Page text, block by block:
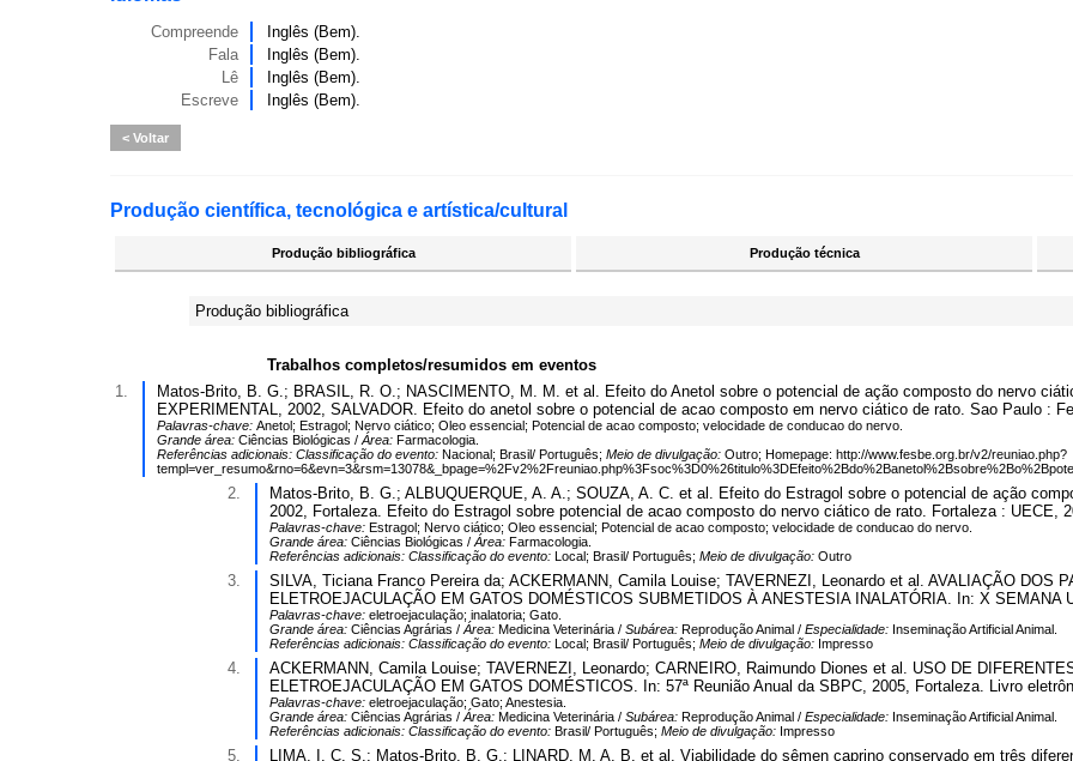
Compreende
Inglês (Bem).
Fala
Inglês (Bem).
Lê
Inglês (Bem).
Escreve
Inglês (Bem).
Voltar
Produção científica, tecnológica e artística/cultural
Produção bibliográfica Produção técnica
Produção bibliográfica
Trabalhos completos/resumidos em eventos
1.
Matos-Brito, B. G.; BRASIL, R. O.; NASCIMENTO, M. M. et al. Efeito do Anetol sobre o potencial de ação composto do nervo
EXPERIMENTAL, 2002, SALVADOR. Efeito do anetol sobre o potencial de acao composto em nervo ciático de rato. Sao Paulo :
Palavras-chave: Anetol; Estragol; Nervo ciático; Oleo essencial; Potencial de acao composto; velocidade de conducao do nervo.
Grande área: Ciências Biológicas / Área: Farmacologia.
Referências adicionais: Classificação do evento: Nacional; Brasil/ Português; Meio de divulgação: Outro; Homepage: http://www.fesbe.org.br/v2/reuniao.php?
2.
Matos-Brito, B. G.; ALBUQUERQUE, A. A.; SOUZA, A. C. et al. Efeito do Estragol sobre o potencial de ação
2002, Fortaleza. Efeito do Estragol sobre potencial de acao composto do nervo ciático de rato. Fortaleza : UECE,
Palavras-chave: Estragol; Nervo ciático; Oleo essencial; Potencial de acao composto; velocidade de conducao do nervo.
Grande área: Ciências Biológicas / Área: Farmacologia.
Referências adicionais: Classificação do evento: Local; Brasil/ Português; Meio de divulgação: Outro
3.
SILVA, Ticiana Franco Pereira da; ACKERMANN, Camila Louise; TAVERNEZI, Leonardo et al. AVALIAÇÃO DOS
ELETROEJACULAÇÃO EM GATOS DOMÉSTICOS SUBMETIDOS À ANESTESIA INALATÓRIA. In: X SEMANA
Palavras-chave: eletroejaculação; inalatoria; Gato.
Grande área: Ciências Agrárias / Área: Medicina Veterinária / Subárea: Reprodução Animal / Especialidade: Inseminação Artificial Animal.
Referências adicionais: Classificação do evento: Local; Brasil/ Português; Meio de divulgação: Impresso
4.
ACKERMANN, Camila Louise; TAVERNEZI, Leonardo; CARNEIRO, Raimundo Diones et al. USO DE
ELETROEJACULAÇÃO EM GATOS DOMÉSTICOS. In: 57ª Reunião Anual da SBPC, 2005, Fortaleza. Livro
Palavras-chave: eletroejaculação; Gato; Anestesia.
Grande área: Ciências Agrárias / Área: Medicina Veterinária / Subárea: Reprodução Animal / Especialidade: Inseminação Artificial Animal.
Referências adicionais: Classificação do evento: Brasil/ Português; Meio de divulgação: Impresso
5. LIMA, I. C. S.; Matos-Brito, B. G.; LINARD, M. A. B. et al. Viabilidade do sêmen caprino conservado em três